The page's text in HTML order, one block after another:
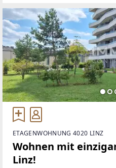
ETAGENWOHNUNG 4020 LINZ
Wohnen mit
Linz!